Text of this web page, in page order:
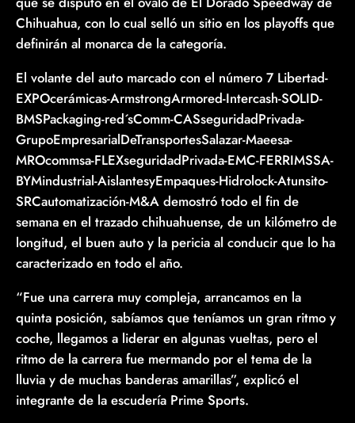
Chihuahua, con lo cual selló un sitio en los playoffs que
definirán al monarca de la categoría.
El volante del auto marcado con el número 7 Libertad-
EXPOcerámicas-ArmstrongArmored-Intercash-SOLID-
BMSPackaging-red´sComm-CASseguridadPrivada-
GrupoEmpresarialDeTransportesSalazar-Maeesa-
MROcommsa-FLEXseguridadPrivada-EMC-FERRIMSSA-
BYMindustrial-AislantesyEmpaques-Hidrolock-Atunsito-
SRCautomatización-M&A demostró todo el fin de
semana en el trazado chihuahuense, de un kilómetro de
longitud, el buen auto y la pericia al conducir que lo ha
caracterizado en todo el año.
“Fue una carrera muy compleja, arrancamos en la
quinta posición, sabíamos que teníamos un gran ritmo y
coche, llegamos a liderar en algunas vueltas, pero el
ritmo de la carrera fue mermando por el tema de la
lluvia y de muchas banderas amarillas”, explicó el
integrante de la escudería Prime Sports.